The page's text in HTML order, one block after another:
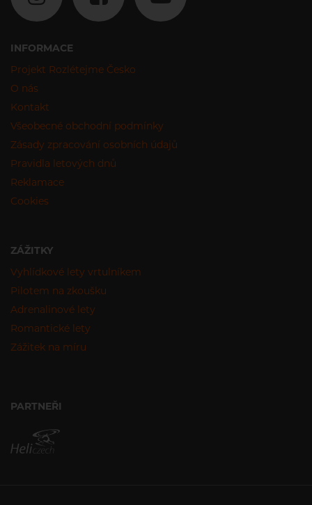
INFORMACE
Projekt Rozlétejme Česko
O nás
Kontakt
Všeobecné obchodní podmínky
Zásady zpracování osobních údajů
Pravidla letových dnů
Reklamace
Cookies
ZÁŽITKY
Vyhlídkové lety vrtulníkem
Pilotem na zkoušku
Adrenalinové lety
Romantické lety
Zážitek na míru
PARTNEŘI